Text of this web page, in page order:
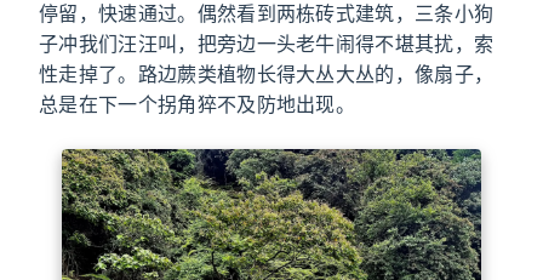
停留，快速通过。偶然看到两栋砖式建筑，三条小狗
子冲我们汪汪叫，把旁边一头老牛闹得不堪其扰，索
性走掉了。路边蕨类植物长得大丛大丛的，像扇子，
总是在下一个拐角猝不及防地出现。